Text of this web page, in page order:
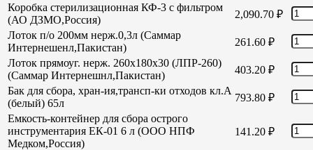
Коробка стерилизационная КФ-3 с фильтром
(АО ДЗМО,Россия)
2,090.70 ₽
Лоток п/о 200мм нерж.0,3л (Саммар
Интернешенл,Пакистан)
261.60 ₽
Лоток прямоуг. нерж. 260х180х30 (ЛПР-260)
(Саммар Интернешнл,Пакистан)
403.20 ₽
Бак для сбора, хран-ия,трансп-ки отходов кл.А
(белый) 65л
793.80 ₽
Емкость-контейнер для сбора острого
инструментария ЕК-01 6 л (ООО НПФ
Медком,Россия)
141.20 ₽